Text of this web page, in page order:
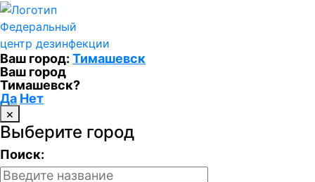
Федеральный
центр дезинфекции
Ваш город: Тимашевск
Ваш город
Тимашевск?
Да Нет
×
Выберите город
Поиск: